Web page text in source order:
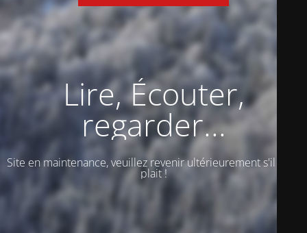
Lire, Écouter,
regarder...
Site en maintenance, veuillez revenir ultérieurement s'il vous
plait !